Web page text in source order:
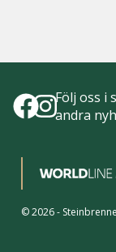
Följ oss i
andra
©2026-